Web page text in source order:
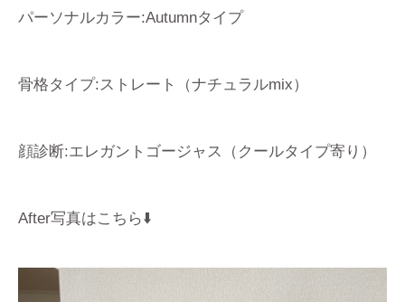
パーソナルカラー:Autumnタイプ
骨格タイプ:ストレート（ナチュラルmix）
顔診断:エレガントゴージャス（クールタイプ寄り）
After写真はこちら⬇️